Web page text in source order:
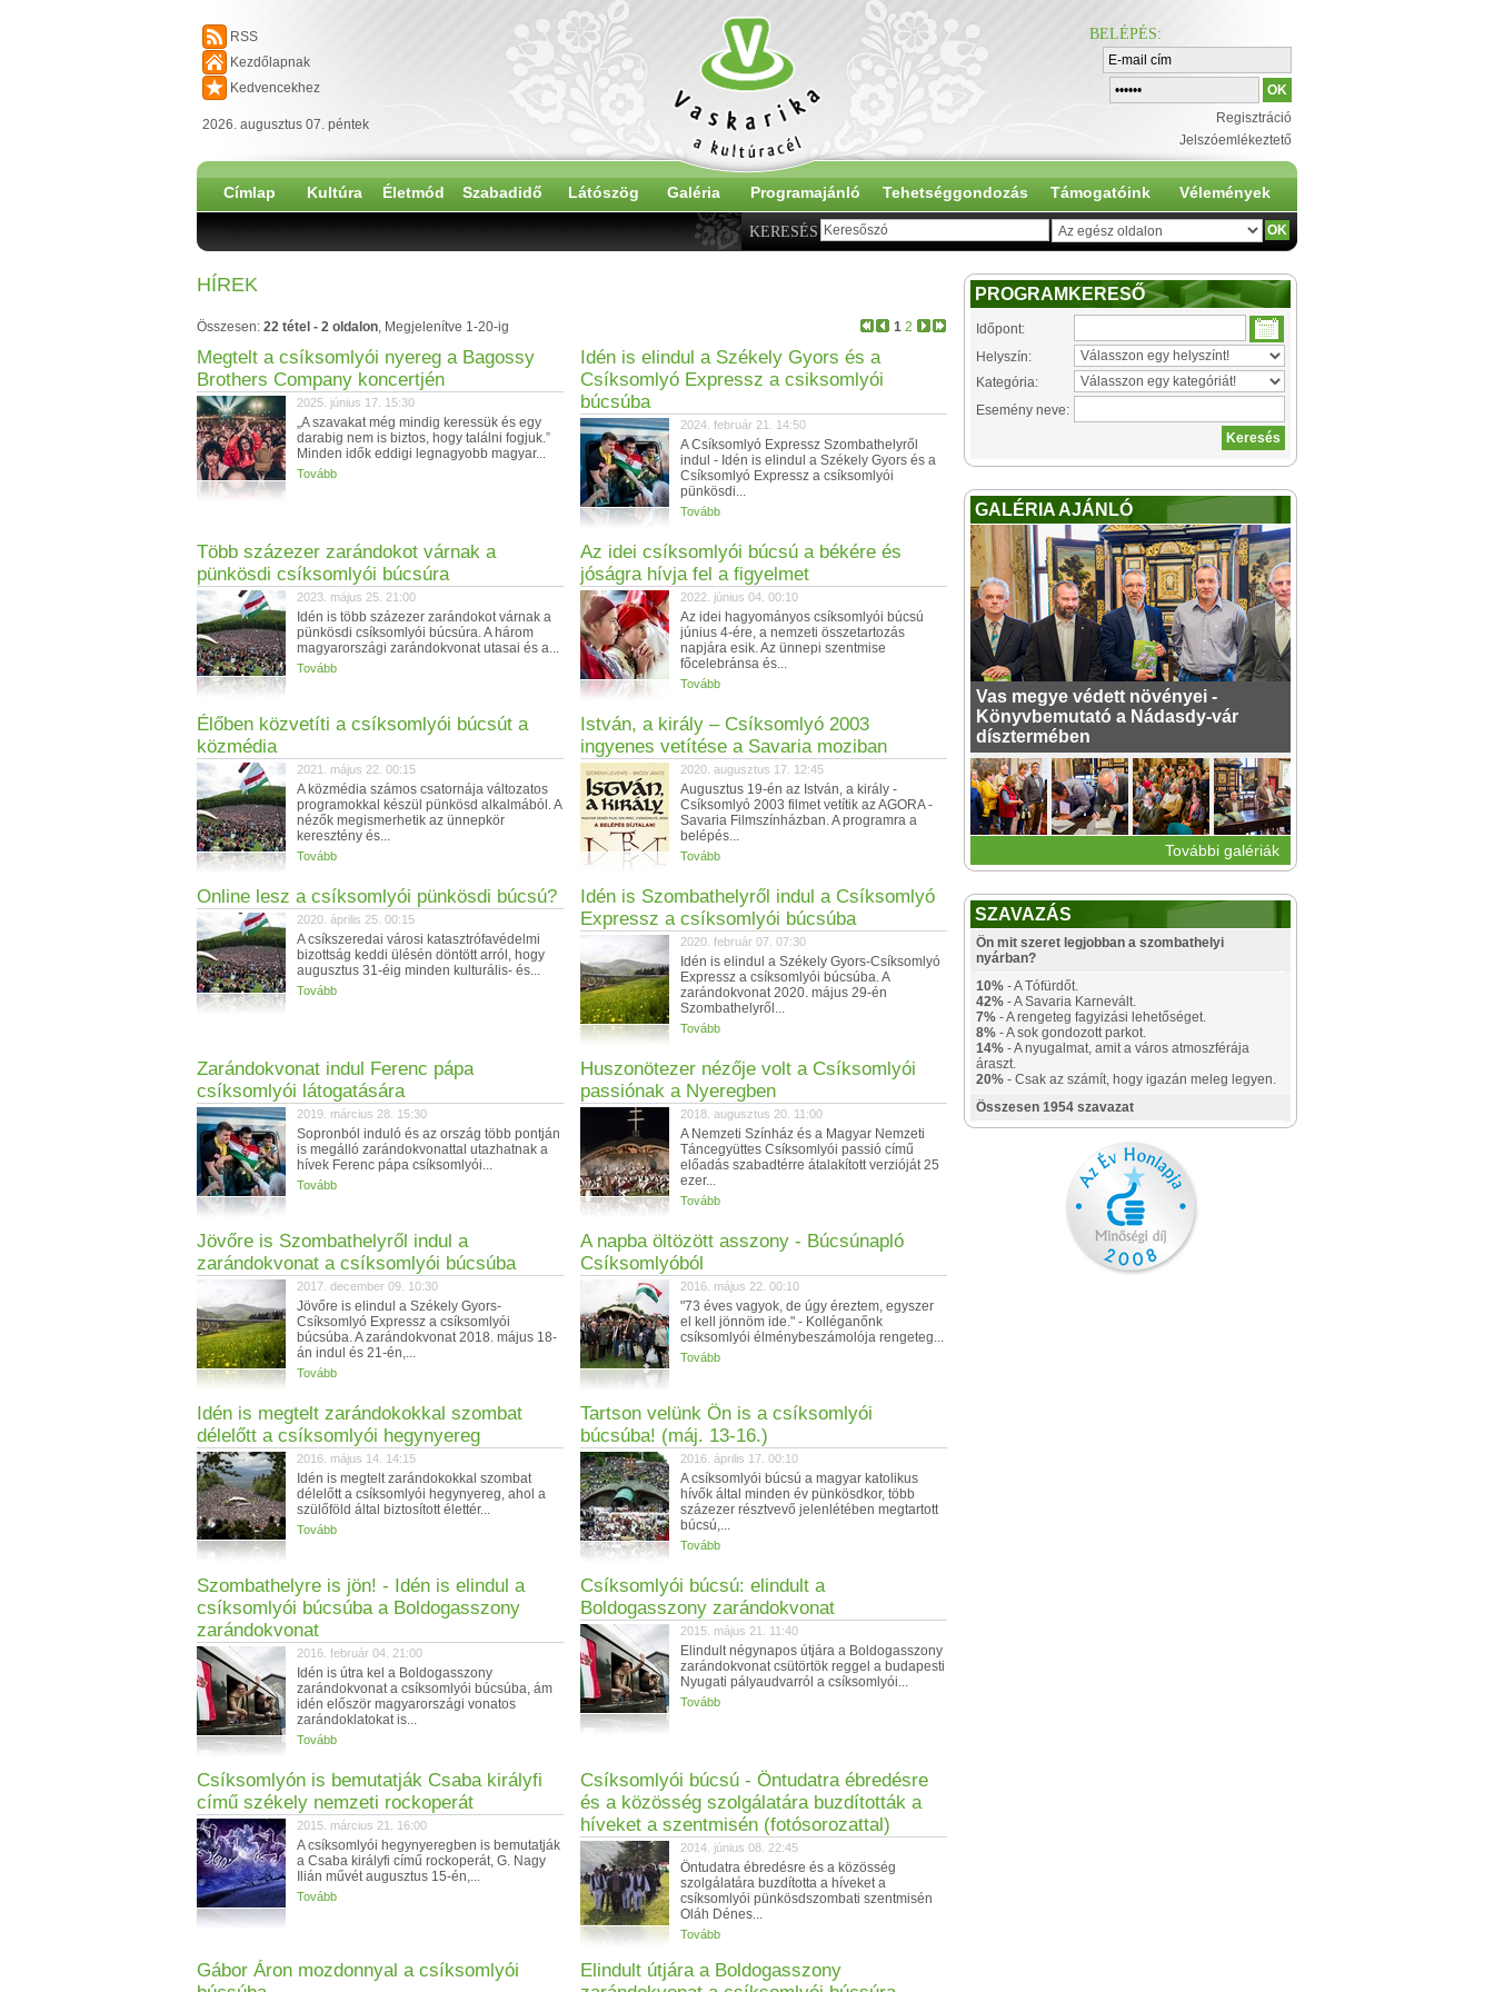
RSS
Kezdőlapnak
Kedvencekhez
2026. augusztus 07. péntek
BELÉPÉS:
Regisztráció
Jelszóemlékeztető
Címlap Kultúra Életmód Szabadidő Látószög Galéria Programajánló Tehetséggondozás Támogatóink Vélemények
KERESÉS
HÍREK
1 2
Összesen: 22 tétel - 2 oldalon, Megjelenítve 1-20-ig
Megtelt a csíksomlyói nyereg a Bagossy
Brothers Company koncertjén
2025. június 17. 15:30
„A szavakat még mindig keressük és egy
darabig nem is biztos, hogy találni fogjuk.”
Minden idők eddigi legnagyobb magyar...
Tovább
Idén is elindul a Székely Gyors és a
Csíksomlyó Expressz a csiksomlyói
búcsúba
2024. február 21. 14:50
A Csíksomlyó Expressz Szombathelyről
indul - Idén is elindul a Székely Gyors és a
Csíksomlyó Expressz a csíksomlyói
pünkösdi...
Tovább
Több százezer zarándokot várnak a
pünkösdi csíksomlyói búcsúra
2023. május 25. 21:00
Idén is több százezer zarándokot várnak a
pünkösdi csíksomlyói búcsúra. A három
magyarországi zarándokvonat utasai és a...
Tovább
Az idei csíksomlyói búcsú a békére és
jóságra hívja fel a figyelmet
2022. június 04. 00:10
Az idei hagyományos csíksomlyói búcsú
június 4-ére, a nemzeti összetartozás
napjára esik. Az ünnepi szentmise
főcelebránsa és...
Tovább
Élőben közvetíti a csíksomlyói búcsút a
közmédia
2021. május 22. 00:15
A közmédia számos csatornája változatos
programokkal készül pünkösd alkalmából. A
nézők megismerhetik az ünnepkör
keresztény és...
Tovább
István, a király – Csíksomlyó 2003
ingyenes vetítése a Savaria moziban
2020. augusztus 17. 12:45
Augusztus 19-én az István, a király -
Csíksomlyó 2003 filmet vetítik az AGORA -
Savaria Filmszínházban. A programra a
belépés...
Tovább
Online lesz a csíksomlyói pünkösdi búcsú?
2020. április 25. 00:15
A csíkszeredai városi katasztrófavédelmi
bizottság keddi ülésén döntött arról, hogy
augusztus 31-éig minden kulturális- és...
Tovább
Idén is Szombathelyről indul a Csíksomlyó
Expressz a csíksomlyói búcsúba
2020. február 07. 07:30
Idén is elindul a Székely Gyors-Csíksomlyó
Expressz a csíksomlyói búcsúba. A
zarándokvonat 2020. május 29-én
Szombathelyről...
Tovább
Zarándokvonat indul Ferenc pápa
csíksomlyói látogatására
2019. március 28. 15:30
Sopronból induló és az ország több pontján
is megálló zarándokvonattal utazhatnak a
hívek Ferenc pápa csíksomlyói...
Tovább
Huszonötezer nézője volt a Csíksomlyói
passiónak a Nyeregben
2018. augusztus 20. 11:00
A Nemzeti Színház és a Magyar Nemzeti
Táncegyüttes Csíksomlyói passió című
előadás szabadtérre átalakított verzióját 25
ezer...
Tovább
Jövőre is Szombathelyről indul a
zarándokvonat a csíksomlyói búcsúba
2017. december 09. 10:30
Jövőre is elindul a Székely Gyors-
Csíksomlyó Expressz a csíksomlyói
búcsúba. A zarándokvonat 2018. május 18-
án indul és 21-én,...
Tovább
A napba öltözött asszony - Búcsúnapló
Csíksomlyóból
2016. május 22. 00:10
"73 éves vagyok, de úgy éreztem, egyszer
el kell jönnöm ide." - Kolléganőnk
csíksomlyói élménybeszámolója rengeteg...
Tovább
Idén is megtelt zarándokokkal szombat
délelőtt a csíksomlyói hegynyereg
2016. május 14. 14:15
Idén is megtelt zarándokokkal szombat
délelőtt a csíksomlyói hegynyereg, ahol a
szülőföld által biztosított élettér...
Tovább
Tartson velünk Ön is a csíksomlyói
búcsúba! (máj. 13-16.)
2016. április 17. 00:10
A csíksomlyói búcsú a magyar katolikus
hívők által minden év pünkösdkor, több
százezer résztvevő jelenlétében megtartott
búcsú,...
Tovább
Szombathelyre is jön! - Idén is elindul a
csíksomlyói búcsúba a Boldogasszony
zarándokvonat
2016. február 04. 21:00
Idén is útra kel a Boldogasszony
zarándokvonat a csíksomlyói búcsúba, ám
idén először magyarországi vonatos
zarándoklatokat is...
Tovább
Csíksomlyói búcsú: elindult a
Boldogasszony zarándokvonat
2015. május 21. 11:40
Elindult négynapos útjára a Boldogasszony
zarándokvonat csütörtök reggel a budapesti
Nyugati pályaudvarról a csíksomlyói...
Tovább
Csíksomlyón is bemutatják Csaba királyfi
című székely nemzeti rockoperát
2015. március 21. 16:00
A csíksomlyói hegynyeregben is bemutatják
a Csaba királyfi című rockoperát, G. Nagy
Ilián művét augusztus 15-én,...
Tovább
Csíksomlyói búcsú - Öntudatra ébredésre
és a közösség szolgálatára buzdították a
híveket a szentmisén (fotósorozattal)
2014. június 08. 22:45
Öntudatra ébredésre és a közösség
szolgálatára buzdította a híveket a
csíksomlyói pünkösdszombati szentmisén
Oláh Dénes...
Tovább
Gábor Áron mozdonnyal a csíksomlyói
Elindult útjára a Boldogasszony
PROGRAMKERESŐ
Időpont:
Helyszín:
Kategória:
Esemény neve:
GALÉRIA AJÁNLÓ
Vas megye védett növényei -
Könyvbemutató a Nádasdy-vár
dísztermében
További galériák
SZAVAZÁS
Ön mit szeret legjobban a szombathelyi
nyárban?
10% - A Tófürdőt.
42% - A Savaria Karnevált.
7% - A rengeteg fagyizási lehetőséget.
8% - A sok gondozott parkot.
14% - A nyugalmat, amit a város atmoszférája
áraszt.
20% - Csak az számít, hogy igazán meleg legyen.
Összesen 1954 szavazat